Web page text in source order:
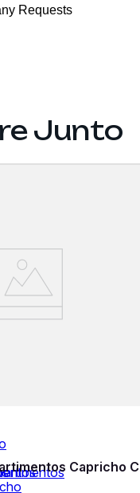
Requests
Capricho